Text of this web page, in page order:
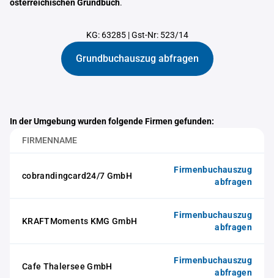
österreichischen Grundbuch.
KG: 63285|Gst-Nr: 523/14
Grundbuchauszug abfragen
In der Umgebung wurden folgende Firmen gefunden:
FIRMENNAME
cobrandingcard24/7 GmbH
Firmenbuchauszug
abfragen
KRAFTMoments KMG GmbH
Firmenbuchauszug
abfragen
Cafe Thalersee GmbH
Firmenbuchauszug
abfragen